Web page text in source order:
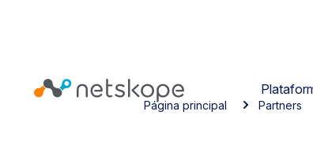
Página principal Partners